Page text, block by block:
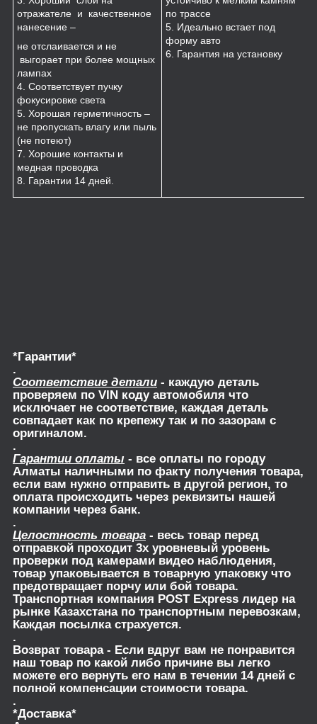
отражателе и качественное
нанесение –
не отслаивается и не
выгорает при более мощных
лампах
4. Соответствует пучку
фокусировке света
5. Хорошая герметичность –
не пропускать влагу или пыль
(не потеют)
7. Хорошие контакты и
медная проводка
8. Гарантии 14 дней.
по трассе
5. Идеально встает под
форму авто
6. Гарантия на установку
*Гарантии*
.
Соответствие детали - каждую деталь
проверяем по VIN коду автомобиля что
исключает не соответствие, каждая деталь
совпадает как по крепежу так и по зазорам с
оригиналом.
.
Гарантии оплаты - все оплаты по городу
Алматы наличными по факту получения товара,
если вам нужно отправить в другой регион, то
оплата происходить через реквизиты нашей
компании через банк.
.
Целостность товара - весь товар перед
отправкой проходит 3х уровневый уровень
проверки под камерами видео наблюдения,
товар упаковывается в товарную упаковку что
предотвращает порчу или бой товара.
Транспортная компания POST Express лидер на
рынке Казахстана по транспортным перевозкам,
Каждая посылка страхуется.
.
Возврат товара- Если вдруг вам не понравится
наш товар по какой либо причине вы легко
можете его вернуть его нам в течении 14 дней с
полной компенсации стоимости товара.
.
*Доставка*